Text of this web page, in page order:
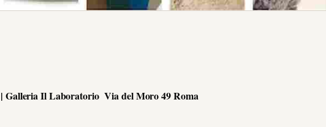
| Galleria Il Laboratorio Via del Moro 49 Roma